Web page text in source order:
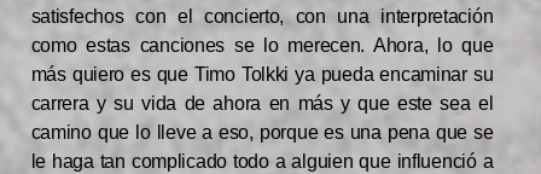
satisfechos con el concierto, con una interpretación
como estas canciones se lo merecen. Ahora, lo que
más quiero es que Timo Tolkki ya pueda encaminar su
carrera y su vida de ahora en más y que este sea el
camino que lo lleve a eso, porque es una pena que se
le haga tan complicado todo a alguien que influenció a